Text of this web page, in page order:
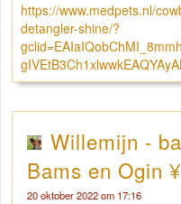
https://www.medpets.nl/
detangler-shine/?
Willemijn -
Bams en Ogin
20 oktober 2022 om 17:16